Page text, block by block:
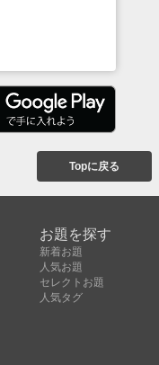
Topに戻る
お題を探す
新着お題
人気お題
セレクトお題
人気タグ